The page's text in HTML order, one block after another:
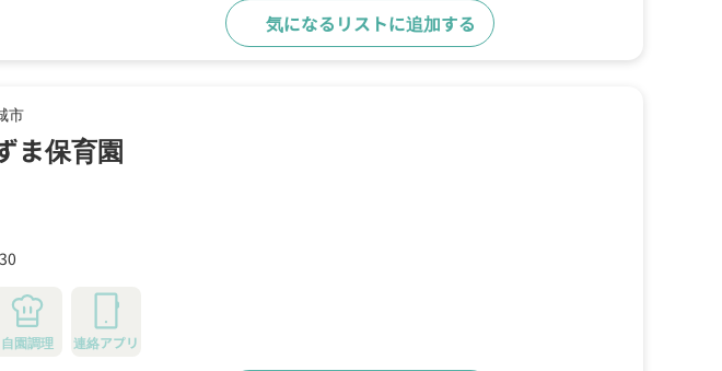
気になるリストに追加する
市
ま保育園
自園調理 連絡アプリ